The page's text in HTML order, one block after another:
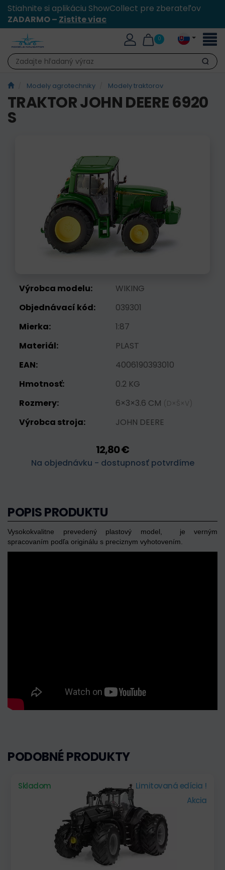
Stiahnite si aplikáciu ShowCollect pre zberateľov
ZADARMO – Zistite viac
0
Hľadať
Modely agrotechniky Modely traktorov
TRAKTOR JOHN DEERE 6920
S
Výrobca modelu:
WIKING
Objednávací kód:
039301
Mierka:
1:87
Materiál:
PLAST
EAN:
4006190393010
Hmotnosť:
0.2 KG
Rozmery:
6×3×3.6 CM (D×Š×V)
Výrobca stroja: JOHN DEERE
12,80 €
Na objednávku - dostupnosť potvrdíme
POPIS PRODUKTU
Vysokokvalitne prevedený plastový model,
je verným
spracovaním podľa originálu s preciznym vyhotovením.
PODOBNÉ PRODUKTY
Skladom
Limitovaná edícia !
Akcia